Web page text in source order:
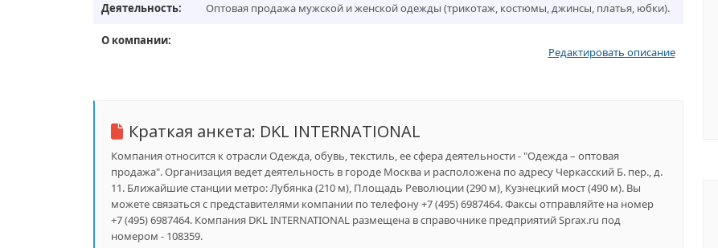
Деятельность: Оптовая продажа мужской и женской одежды (трикотаж, костюмы, джинсы, платья, юбки).
О компании:
Редактировать описание
Краткая анкета: DKL INTERNATIONAL
Компания относится к отрасли Одежда, обувь, текстиль, ее сфера деятельности - "Одежда – оптовая
продажа". Организация ведет деятельность в городе Москва и расположена по адресу Черкасский Б. пер., д.
11. Ближайшие станции метро: Лубянка (210 м), Площадь Революции (290 м), Кузнецкий мост (490 м). Вы
можете связаться с представителями компании по телефону +7 (495) 6987464. Факсы отправляйте на номер
+7 (495) 6987464. Компания DKL INTERNATIONAL размещена в справочнике предприятий Sprax.ru под
номером - 108359.